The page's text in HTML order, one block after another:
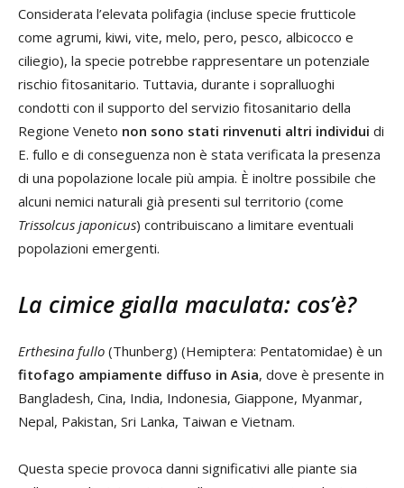
Considerata l’elevata polifagia (incluse specie frutticole
come agrumi, kiwi, vite, melo, pero, pesco, albicocco e
ciliegio), la specie potrebbe rappresentare un potenziale
rischio fitosanitario. Tuttavia, durante i sopralluoghi
condotti con il supporto del servizio fitosanitario della
Regione Veneto non sono stati rinvenuti altri individui di
E. fullo e di conseguenza non è stata verificata la presenza
di una popolazione locale più ampia. È inoltre possibile che
alcuni nemici naturali già presenti sul territorio (come
Trissolcus japonicus) contribuiscano a limitare eventuali
popolazioni emergenti.
La cimice gialla maculata: cos’è?
Erthesina fullo (Thunberg) (Hemiptera: Pentatomidae) è un
fitofago ampiamente diffuso in Asia, dove è presente in
Bangladesh, Cina, India, Indonesia, Giappone, Myanmar,
Nepal, Pakistan, Sri Lanka, Taiwan e Vietnam.
Questa specie provoca danni significativi alle piante sia